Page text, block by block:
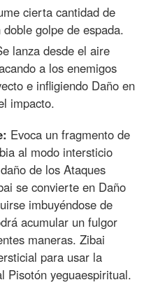
cierta cantidad de
golpe de espada.
lanza desde el aire
a los enemigos
e infligiendo Daño en
impacto.
Evoca un fragmento de
al modo intersticio
de los Ataques
se convierte en Daño
imbuyéndose de
acumular un fulgor
maneras. Zibai
para usar la
Pisotón yeguaespiritual.